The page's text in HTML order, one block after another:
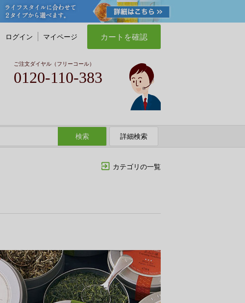
ログイン マイページ カートを確認
ご注文ダイヤル（フリーコール）
0120-110-383
検索 詳細検索
カテゴリの一覧